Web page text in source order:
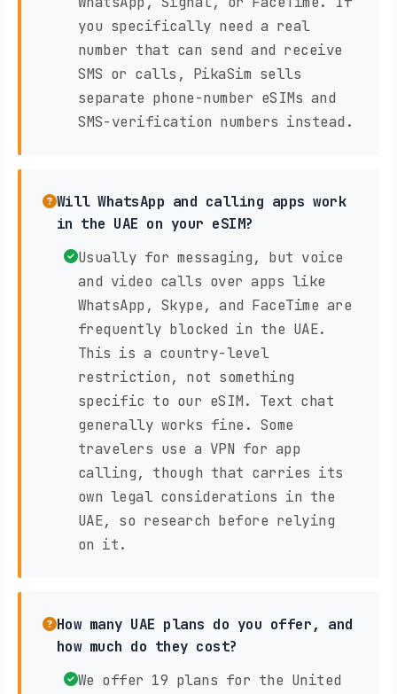
you specifically need a real
number that can send and receive
SMS or calls, PikaSim sells
separate phone-number eSIMs and
SMS-verification numbers instead.
Will WhatsApp and calling apps work
in the UAE on your eSIM?
Usually for messaging, but voice
and video calls over apps like
WhatsApp, Skype, and FaceTime are
frequently blocked in the UAE.
This is a country-level
restriction, not something
specific to our eSIM. Text chat
generally works fine. Some
travelers use a VPN for app
calling, though that carries its
own legal considerations in the
UAE, so research before relying
on it.
How many UAE plans do you offer, and
how much do they cost?
We offer 19 plans for the United